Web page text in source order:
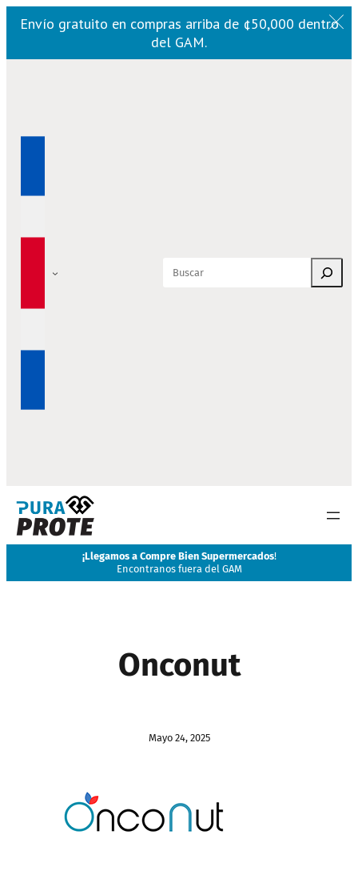
Envío gratuito en compras arriba de ¢50,000 dentro
del GAM.
Buscar
¡Llegamos a Compre Bien Supermercados!
Encontranos fuera del GAM
Onconut
Mayo 24, 2025